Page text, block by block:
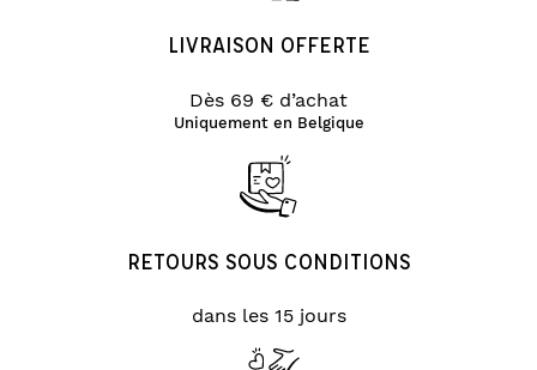
LIVRAISON OFFERTE
Dès 69 € d’achat
Uniquement en Belgique
RETOURS SOUS CONDITIONS
dans les 15 jours